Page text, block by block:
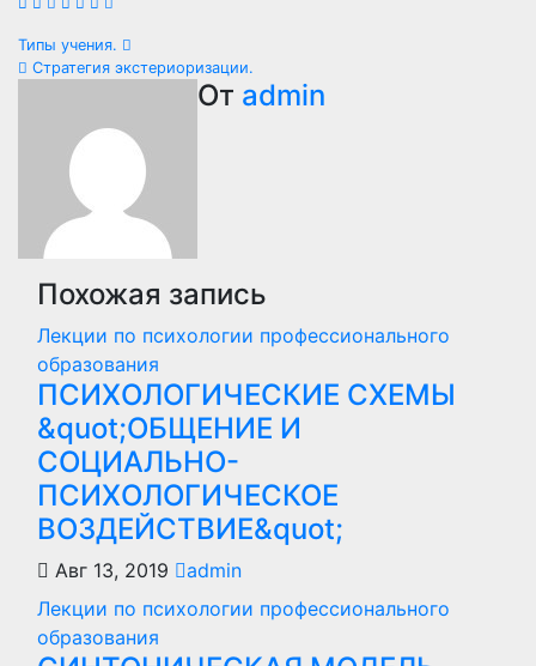
Навигация
записям
Типы учения.
Стратегия экстериоризации.
От admin
Похожая запись
Лекции по психологии профессионального
образования
ПСИХОЛОГИЧЕСКИЕ СХЕМЫ
&quot;ОБЩЕНИЕ И
СОЦИАЛЬНО-
ПСИХОЛОГИЧЕСКОЕ
ВОЗДЕЙСТВИЕ&quot;
Авг 13, 2019
admin
Лекции по психологии профессионального
образования